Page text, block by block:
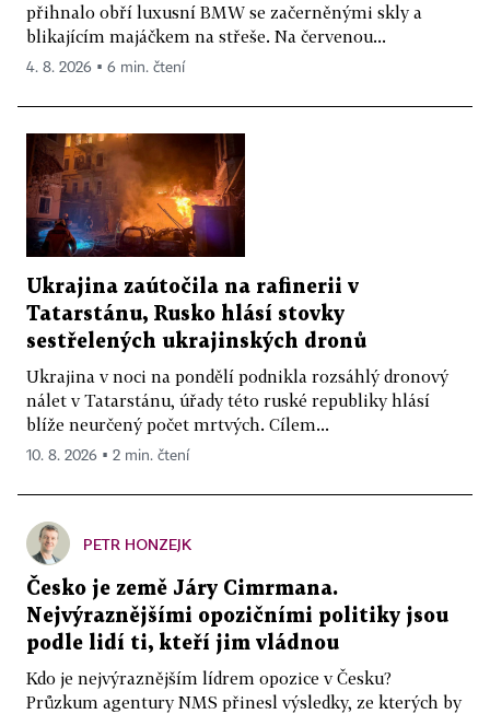
přihnalo obří luxusní BMW se začerněnými skly a
blikajícím majáčkem na střeše. Na červenou...
4. 8. 2026 ▪ 6 min. čtení
Ukrajina zaútočila na rafinerii v
Tatarstánu, Rusko hlásí stovky
sestřelených ukrajinských dronů
Ukrajina v noci na pondělí podnikla rozsáhlý dronový
nálet v Tatarstánu, úřady této ruské republiky hlásí
blíže neurčený počet mrtvých. Cílem...
10. 8. 2026 ▪ 2 min. čtení
PETR HONZEJK
Česko je země Járy Cimrmana.
Nejvýraznějšími opozičními politiky jsou
podle lidí ti, kteří jim vládnou
Kdo je nejvýraznějším lídrem opozice v Česku?
Průzkum agentury NMS přinesl výsledky, ze kterých by